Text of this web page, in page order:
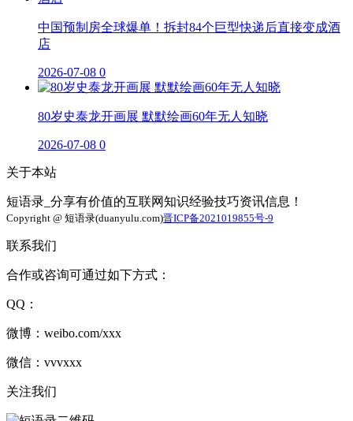
中国预制房全球爆单！拆封84个巨型快递后直接变成酒
店
2026-07-08 0
80岁史泰龙开画展 默默绘画60年无人知晓
2026-07-08 0
关于本站
短语录_分享有价值的互联网知识经验技巧资讯信息！
Copyright @ 短语录(duanyulu.com)晋ICP备2021019855号-9
联系我们
合作或咨询可通过如下方式：
QQ：
微博：weibo.com/xxx
微信：vvvxxx
关注我们